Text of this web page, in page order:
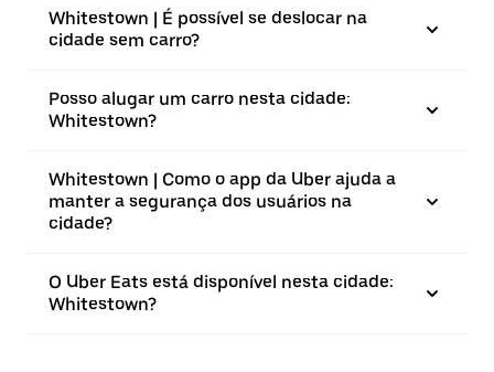
Whitestown | É possível se deslocar na
cidade sem carro?
Posso alugar um carro nesta cidade:
Whitestown?
Whitestown | Como o app da Uber ajuda a
manter a segurança dos usuários na
cidade?
O Uber Eats está disponível nesta cidade:
Whitestown?